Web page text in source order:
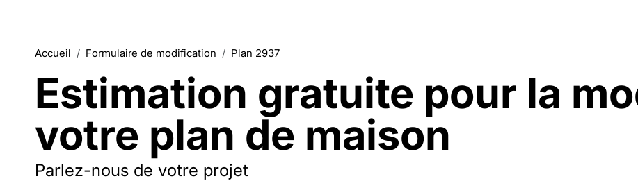
Accueil Formulaire de modification Plan 2937
Estimation gratuite pour la
votre plan de maison
Parlez-nous de votre projet